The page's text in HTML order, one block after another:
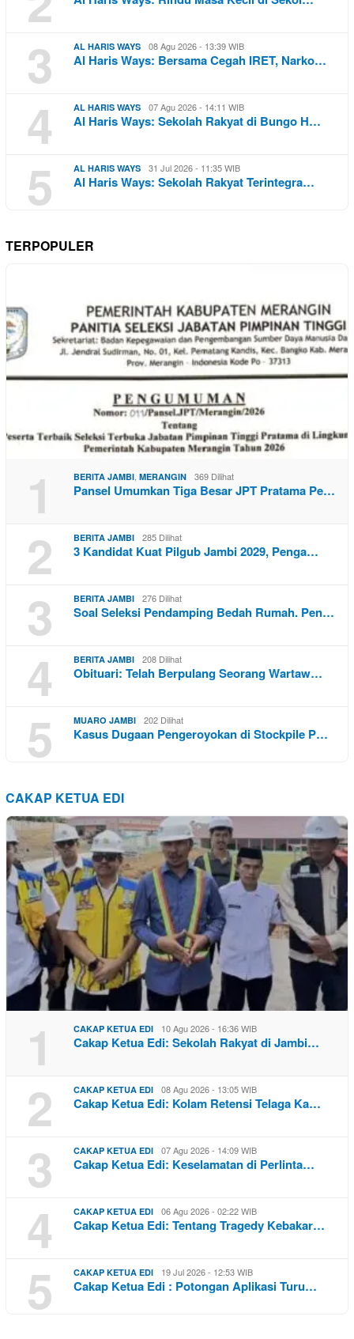
3 AL HARIS WAYS 08 Agu 2026 - 13:39 WIB
Al Haris Ways: Bersama Cegah IRET, Narko…
4 AL HARIS WAYS 07 Agu 2026 - 14:11 WIB
Al Haris Ways: Sekolah Rakyat di Bungo H…
5 AL HARIS WAYS 31 Jul 2026 - 11:35 WIB
Al Haris Ways: Sekolah Rakyat Terintegra…
TERPOPULER
1 BERITA JAMBI, MERANGIN 369 Dilihat
Pansel Umumkan Tiga Besar JPT Pratama Pe…
2 BERITA JAMBI 285 Dilihat
3 Kandidat Kuat Pilgub Jambi 2029, Penga…
3 BERITA JAMBI 276 Dilihat
Soal Seleksi Pendamping Bedah Rumah. Pen…
4 BERITA JAMBI 208 Dilihat
Obituari: Telah Berpulang Seorang Wartaw…
5 MUARO JAMBI 202 Dilihat
Kasus Dugaan Pengeroyokan di Stockpile P…
CAKAP KETUA EDI
1 CAKAP KETUA EDI 10 Agu 2026 - 16:36 WIB
Cakap Ketua Edi: Sekolah Rakyat di Jambi…
2 CAKAP KETUA EDI 08 Agu 2026 - 13:05 WIB
Cakap Ketua Edi: Kolam Retensi Telaga Ka…
3 CAKAP KETUA EDI 07 Agu 2026 - 14:09 WIB
Cakap Ketua Edi: Keselamatan di Perlinta…
4 CAKAP KETUA EDI 06 Agu 2026 - 02:22 WIB
Cakap Ketua Edi: Tentang Tragedy Kebakar…
5 CAKAP KETUA EDI 19 Jul 2026 - 12:53 WIB
Cakap Ketua Edi : Potongan Aplikasi Turu…